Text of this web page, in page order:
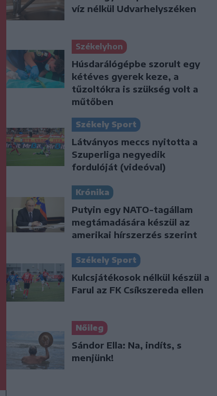
víz nélkül Udvarhelyszéken
Székelyhon
Húsdarálógépbe szorult egy
kétéves gyerek keze, a
tűzoltókra is szükség volt a
műtőben
Székely Sport
Látványos meccs nyitotta a
Szuperliga negyedik
fordulóját (videóval)
Krónika
Putyin egy NATO-tagállam
megtámadására készül az
amerikai hírszerzés szerint
Székely Sport
Kulcsjátékosok nélkül készül a
Farul az FK Csíkszereda ellen
Nőileg
Sándor Ella: Na, indíts, s
menjünk!